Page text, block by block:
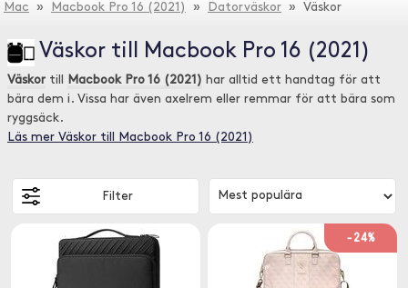
Mac » Macbook Pro 16 (2021) » Datorväskor » Väskor
Väskor till Macbook Pro 16 (2021)
Väskor till Macbook Pro 16 (2021) har alltid ett handtag för att
bära dem i. Vissa har även axelrem eller remmar för att bära som
ryggsäck.
Läs mer Väskor till Macbook Pro 16 (2021)
Filter
-24%